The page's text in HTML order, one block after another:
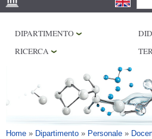
CENTRI DI RICERCA
BIBLIOTECHE
DIPARTIMENTO
RICERCA
Tu sei qui
Home » Dipartimento » Personale »